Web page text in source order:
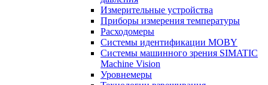
Измерительные устройства
Приборы измерения температуры
Расходомеры
Системы идентификации MOBY
Системы машинного зрения SIMATIC
Machine Vision
Уровнемеры